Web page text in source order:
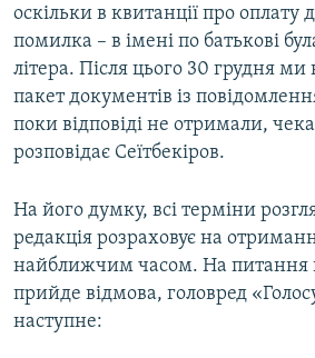
оскільки в квитанції про оплату
помилка – в імені по батькові
літера. Після цього 30 грудня
пакет документів із
поки відповіді не отримали,
розповідає Сеїтбекіров.
На його думку, всі терміни
редакція розраховує на
найближчим часом. На питання
прийде відмова, головред
наступне: